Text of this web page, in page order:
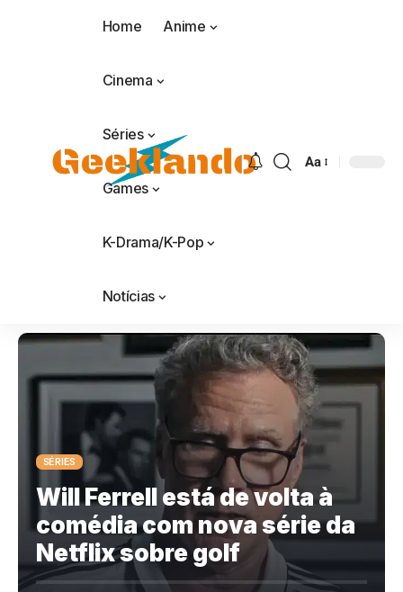
Home Anime
Cinema
Séries
Games
K-Drama/K-Pop
Notícias
Aa
SÉRIES
Will Ferrell está de volta à
comédia com nova série da
Netflix sobre golf